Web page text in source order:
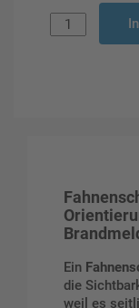
Ein
die
weil es